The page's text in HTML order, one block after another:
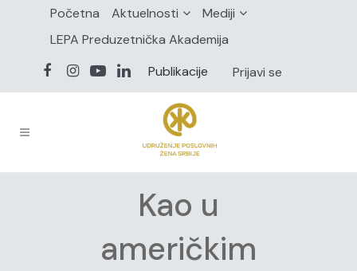
Početna Aktuelnosti
Mediji
LEPA Preduzetnička Akademija
Publikacije
Prijavi se
Kao u
američkim